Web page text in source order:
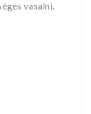
vasalni.